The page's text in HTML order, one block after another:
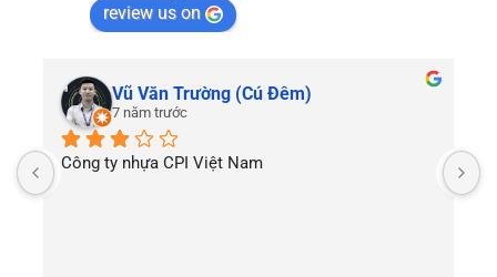
review us on
Vũ Văn Trường (Cú Đêm)
7 năm trước
Công ty nhựa CPI Việt Nam